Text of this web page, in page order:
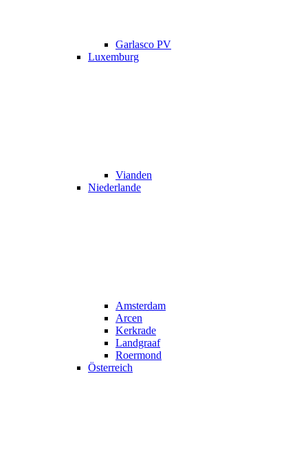
Garlasco PV
Luxemburg
Vianden
Niederlande
Amsterdam
Arcen
Kerkrade
Landgraaf
Roermond
Österreich